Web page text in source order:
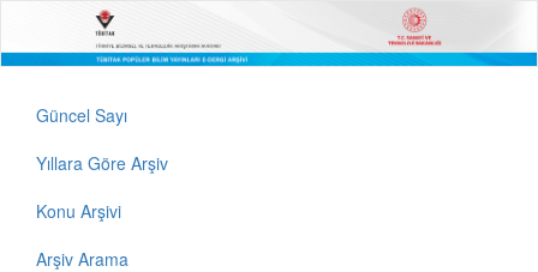
Güncel Sayı
Yıllara Göre Arşiv
Konu Arşivi
Arşiv Arama